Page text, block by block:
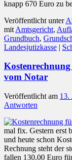
knapp 670 Euro zu
Veröffentlicht unter
mit Amtsgericht,
Grundbuch,
Landesjutizkasse |
vom Notar
Veröffentlicht am 13.
Antworten
mal fix. Gestern erst
und heute schon
Rechnung steht der
fallen 130,00 Euro